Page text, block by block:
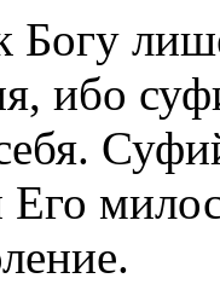
Богу
ибо
Его